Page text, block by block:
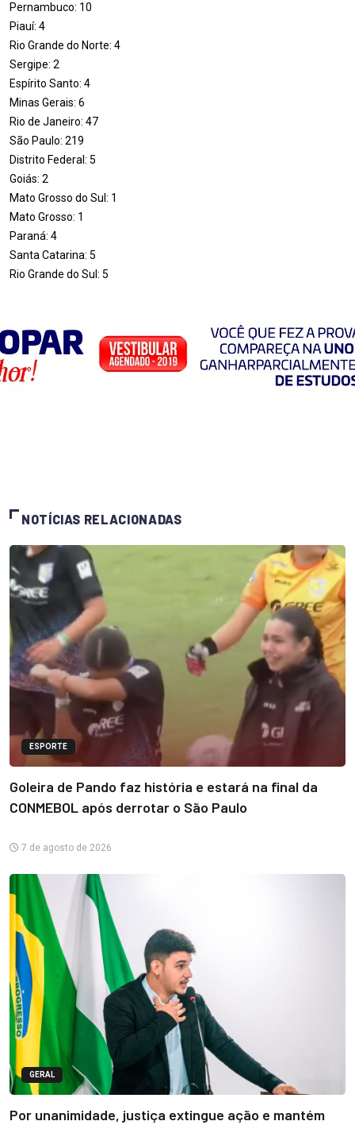
Pernambuco: 10
Piauí: 4
Rio Grande do Norte: 4
Sergipe: 2
Espírito Santo: 4
Minas Gerais: 6
Rio de Janeiro: 47
São Paulo: 219
Distrito Federal: 5
Goiás: 2
Mato Grosso do Sul: 1
Mato Grosso: 1
Paraná: 4
Santa Catarina: 5
Rio Grande do Sul: 5
NOTÍCIAS RELACIONADAS
ESPORTE
Goleira de Pando faz história e estará na final da
CONMEBOL após derrotar o São Paulo
7 de agosto de 2026
GERAL
Por unanimidade, justiça extingue ação e mantém